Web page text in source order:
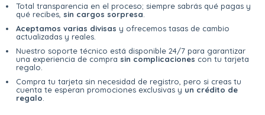
Total transparencia en el proceso; siempre sabrás qué pagas y
qué recibes, sin cargos sorpresa
Aceptamos varias divisas y ofrecemos tasas de cambio
actualizadas y reales.
Nuestro soporte técnico está disponible 24/7 para garantizar
una experiencia de compra sin complicaciones con tu tarjeta
regalo.
Compra tu tarjeta sin necesidad de registro, pero si creas tu
cuenta te esperan promociones exclusivas yun crédito de
regalo